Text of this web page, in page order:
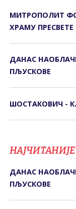
МИТРОПОЛИТ
ХРАМУ ПРЕСВЕТЕ
ДАНАС
ПЉУСКОВЕ
ШОСТАКОВИЧ -
ДАНАС
ПЉУСКОВЕ